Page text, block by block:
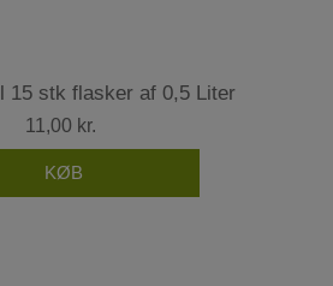
15 stk flasker af 0,5 Liter
11,00 kr.